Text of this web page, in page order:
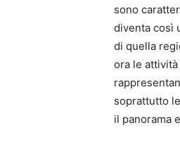
sono
diventa così
di quella
ora le
soprattutto
il panorama